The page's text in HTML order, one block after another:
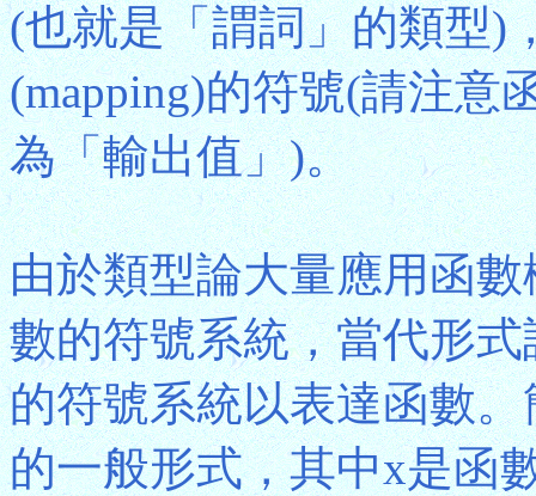
(也就是「謂詞」的類型
(mapping)的符號(請注意
為「輸出值」)。
由於類型論大量應用函
數的符號系統，當代形
的符號系統以表達函數
的一般形式，其中x是函